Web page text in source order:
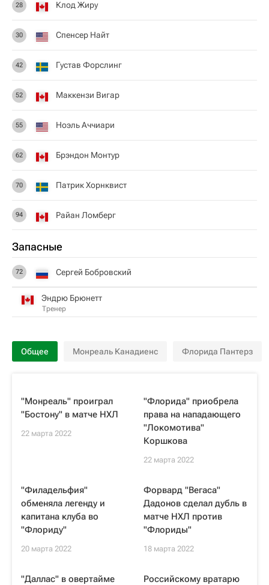
28 Клод Жиру
30 Спенсер Найт
42 Густав Форслинг
52 Маккензи Вигар
55 Ноэль Аччиари
62 Брэндон Монтур
70 Патрик Хорнквист
94 Райан Ломберг
Запасные
72 Сергей Бобровский
Эндрю Брюнетт
Тренер
Общее Монреаль Канадиенс Флорида Пантерз
"Монреаль" проиграл
"Бостону" в матче НХЛ
22 марта 2022
"Флорида" приобрела
права на нападающего
"Локомотива"
Коршкова
22 марта 2022
"Филадельфия"
обменяла легенду и
капитана клуба во
"Флориду"
20 марта 2022
Форвард "Вегаса"
Дадонов сделал дубль в
матче НХЛ против
"Флориды"
18 марта 2022
"Даллас" в овертайме
Российскому вратарю